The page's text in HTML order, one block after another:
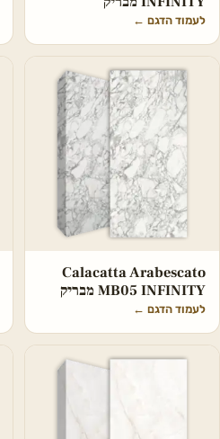
לעמוד הדגם ←
Calacatta Arabescato
MB05 INFINITY מבריק
לעמוד הדגם ←